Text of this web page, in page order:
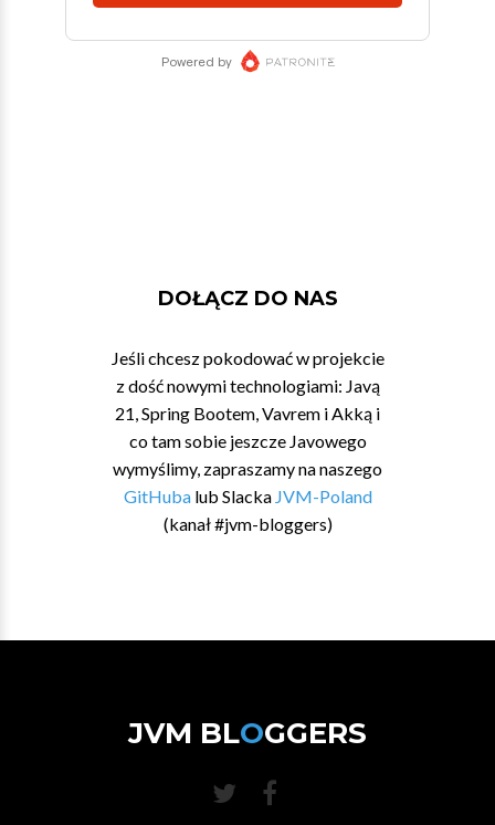
DOŁĄCZ DO NAS
Jeśli chcesz pokodować w projekcie
z dość nowymi technologiami: Javą
21, Spring Bootem, Vavrem i Akką i
co tam sobie jeszcze Javowego
wymyślimy, zapraszamy na naszego
GitHubalub Slacka JVM-Poland
(kanał #jvm-bloggers)
JVM BLOGGERS